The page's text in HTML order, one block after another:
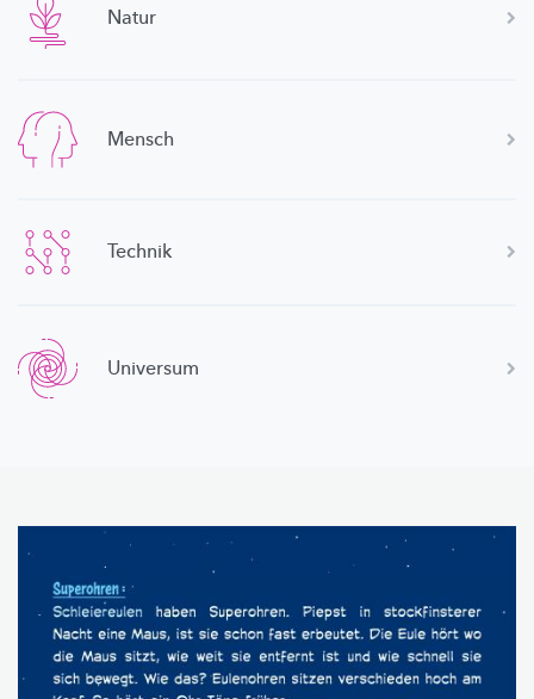
Natur
Mensch
Technik
Universum